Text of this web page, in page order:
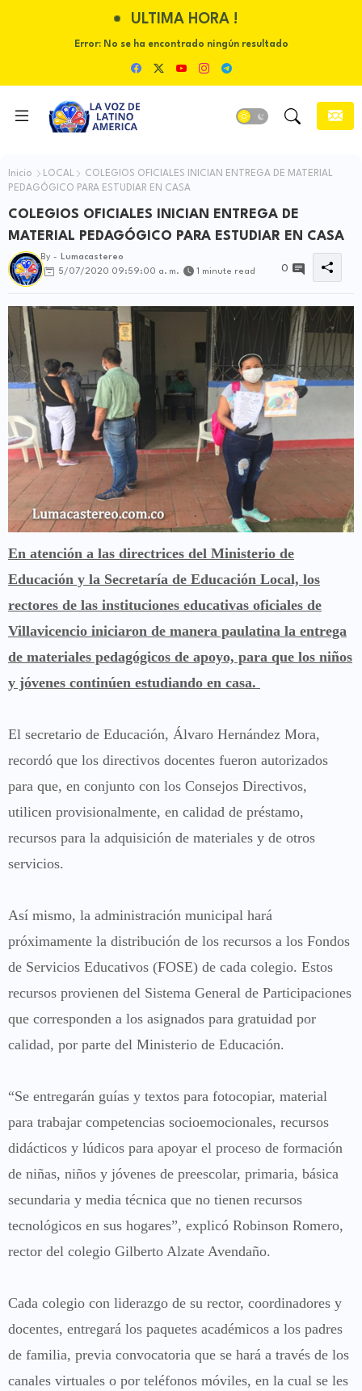
ULTIMA HORA !
Error:No se ha encontrado ningún resultado
Inicio LOCAL
COLEGIOS OFICIALES INICIAN ENTREGA DE MATERIAL
PEDAGÓGICO PARA ESTUDIAR EN CASA
COLEGIOS OFICIALES INICIAN ENTREGA DE
MATERIAL PEDAGÓGICO PARA ESTUDIAR EN CASA
By -
Lumacastereo
5/07/2020 09:59:00 a. m.
1 minute read 0
En atención a las directrices del Ministerio de
Educación y la Secretaría de Educación Local, los
rectores de las instituciones educativas oficiales de
Villavicencio iniciaron de manera paulatina la entrega
de materiales pedagógicos de apoyo, para que los niños
y jóvenes continúen estudiando en casa.
El secretario de Educación, Álvaro Hernández Mora,
recordó que los directivos docentes fueron autorizados
para que, en conjunto con los Consejos Directivos,
utilicen provisionalmente, en calidad de préstamo,
recursos para la adquisición de materiales y de otros
servicios.
Así mismo, la administración municipal hará
próximamente la distribución de los recursos a los Fondos
de Servicios Educativos (FOSE) de cada colegio. Estos
recursos provienen del Sistema General de Participaciones
que corresponden a los asignados para gratuidad por
calidad, por parte del Ministerio de Educación.
“Se entregarán guías y textos para fotocopiar, material
para trabajar competencias socioemocionales, recursos
didácticos y lúdicos para apoyar el proceso de formación
de niñas, niños y jóvenes de preescolar, primaria, básica
secundaria y media técnica que no tienen recursos
tecnológicos en sus hogares”, explicó Robinson Romero,
rector del colegio Gilberto Alzate Avendaño.
Cada colegio con liderazgo de su rector, coordinadores y
docentes, entregará los paquetes académicos a los padres
de familia, previa convocatoria que se hará a través de los
canales virtuales o por teléfonos móviles, en la cual se les